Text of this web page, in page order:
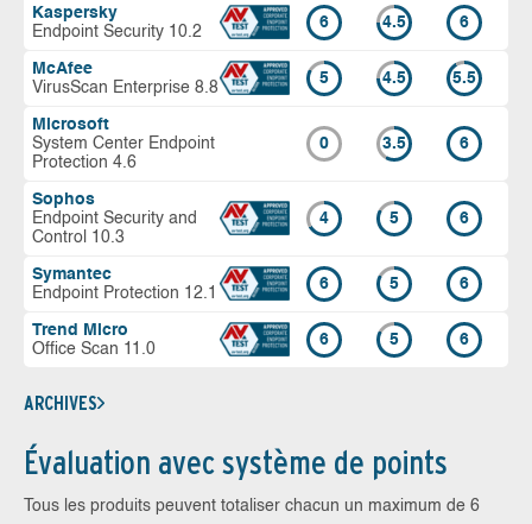
Kaspersky
Endpoint Security 10.2
6 4.5 6
McAfee
VirusScan Enterprise 8.8
5 4.5 5.5
Microsoft
System Center Endpoint
Protection 4.6
0 3.5 6
Sophos
Endpoint Security and
Control 10.3
4 5 6
Symantec
Endpoint Protection 12.1
6 5 6
Trend Micro
Office Scan 11.0
6 5 6
ARCHIVES
Évaluation avec système de points
Tous les produits peuvent totaliser chacun un maximum de 6